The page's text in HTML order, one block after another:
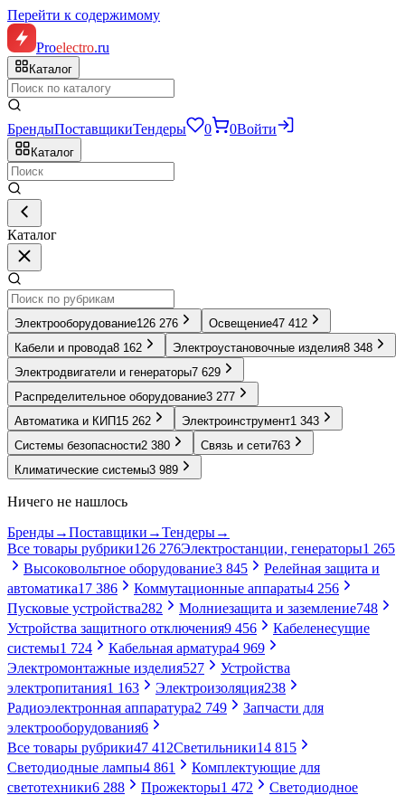
Перейти к содержимому
Proelectro.ru
Каталог
БрендыПоставщикиТендеры 0 0Войти
Каталог
Каталог
Электрооборудование126 276 Освещение47 412
Кабели и провода8 162 Электроустановочные изделия8 348
Электродвигатели и генераторы7 629
Распределительное оборудование3 277
Автоматика и КИП 15 262 Электроинструмент1 343
Системы безопасности2 380 Связь и сети763
Климатические системы3 989
Ничего не нашлось
Бренды→Поставщики →Тендеры→
Все товары рубрики126 276Электростанции, генераторы1 265
Высоковольтное оборудование3 845
Релейная защита и
автоматика17 386 Коммутационные аппараты4 256
Пусковые устройства282 Молниезащита и заземление748
Устройства защитного отключения9 456
Кабеленесущие
системы1 724 Кабельная арматура4 969
Электромонтажные изделия527
Устройства
электропитания1 163 Электроизоляция238
Радиоэлектронная аппаратура2 749
Запчасти для
электрооборудования6
Все товары рубрики47 412Светильники14 815
Светодиодные лампы4 861
Комплектующие для
светотехники6 288 Прожекторы1 472
Светодиодное